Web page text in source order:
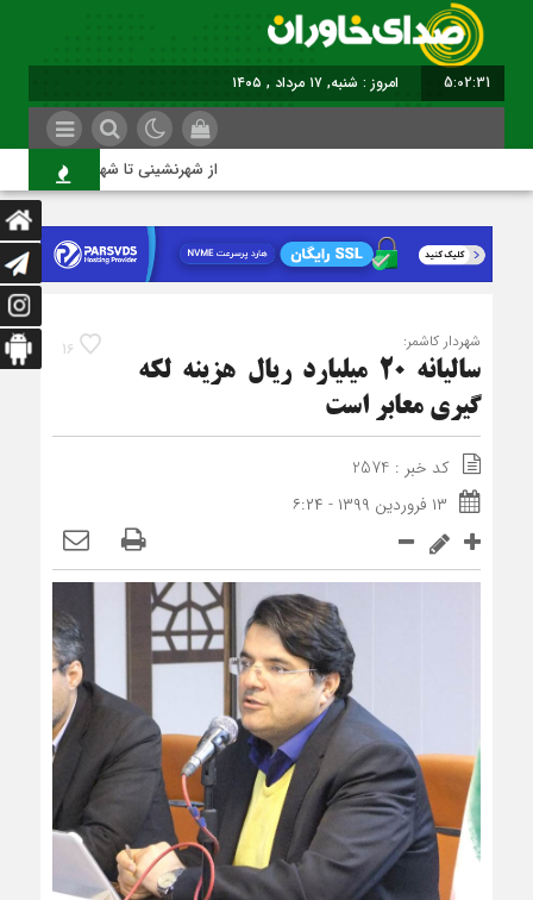
5:02:32 امروز : شنبه, ۱۷ مرداد , ۱۴۰۵
از شهرنشینی تا شهروندی
16 شهردار کاشمر:
سالیانه 20 میلیارد ریال هزینه لکه
گیری معابر است
کد خبر : 2574
۱۳ فروردین ۱۳۹۹ - ۶:۲۴